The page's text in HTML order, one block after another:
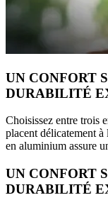
UN CONFORT
DURABILITÉ
Choisissez entre trois
placent délicatement
en aluminium assure
UN CONFORT
DURABILITÉ